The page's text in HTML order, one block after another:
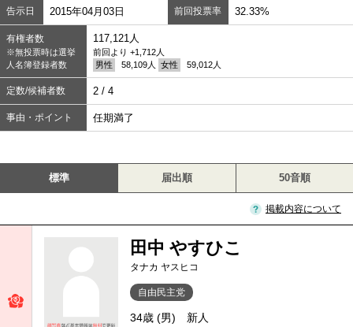
告示日 2015年04月03日 前回投票率 32.33%
有権者数
※無投票時は選挙
人名簿登録者数
117,121人
前回より +1,712人
男性
58,109人 女性 59,012人
定数/候補者数 2 / 4
事由・ポイント 任期満了
標準 届出順 50音順
掲載内容について
田中 やすひこ
タナカ ヤスヒコ
自由民主党
34歳 (男) 新人